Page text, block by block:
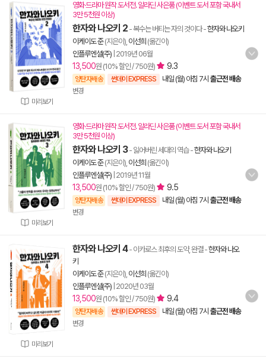
미리보기
영화·드라마 원작 도서전. 알라딘 사은품 (이벤트 도서 포함 국내서
3만 5천원 이상)
한자와 나오키 2 - 복수는 버티는 자의 것이다-한자와 나오키
이케이도 준(지은이), 이선희 (옮긴이)
인플루엔셜(주) 2019년 06월
13,500원 (10% 할인 / 750원) 9.3
양탄자배송 썬데이 EXPRESS 내일 (월) 아침 7시 출근전 배송
변경
미리보기
영화·드라마 원작 도서전. 알라딘 사은품 (이벤트 도서 포함 국내서
3만 5천원 이상)
한자와 나오키 3- 잃어버린 세대의 역습-한자와 나오키
이케이도 준(지은이), 이선희 (옮긴이)
인플루엔셜(주) 2019년 11월
13,500원 (10% 할인 / 750원) 9.5
양탄자배송 썬데이 EXPRESS 내일 (월) 아침 7시 출근전 배송
변경
미리보기
한자와 나오키 4- 이카로스 최후의 도약, 완결-한자와 나오
키
이케이도 준(지은이), 이선희 (옮긴이)
인플루엔셜(주) 2020년 03월
13,500원 (10% 할인 / 750원) 9.4
양탄자배송 썬데이 EXPRESS 내일 (월) 아침 7시 출근전 배송
변경